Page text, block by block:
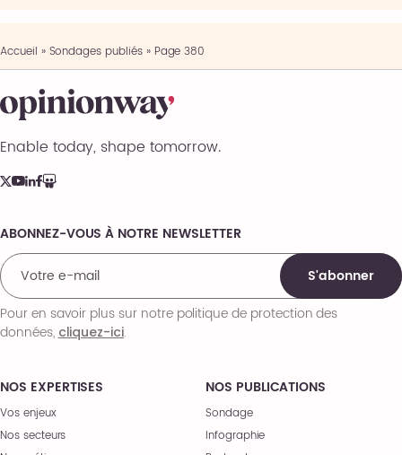
Accueil » Sondages publiés» Page 380
Enable today, shape tomorrow.
NOS EXPERTISES
Vos enjeux
Nos secteurs
NOS PUBLICATIONS
Sondage
Infographie
Comments
ABONNEZ-VOUS À NOTRE NEWSLETTER
S'abonner
Pour en savoir plus sur notre politique de protection des
données,cliquez-ici.